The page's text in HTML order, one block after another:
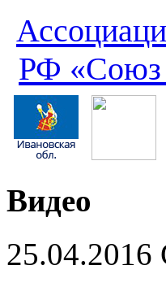
РФ «Союз
Видео
25.04.2016